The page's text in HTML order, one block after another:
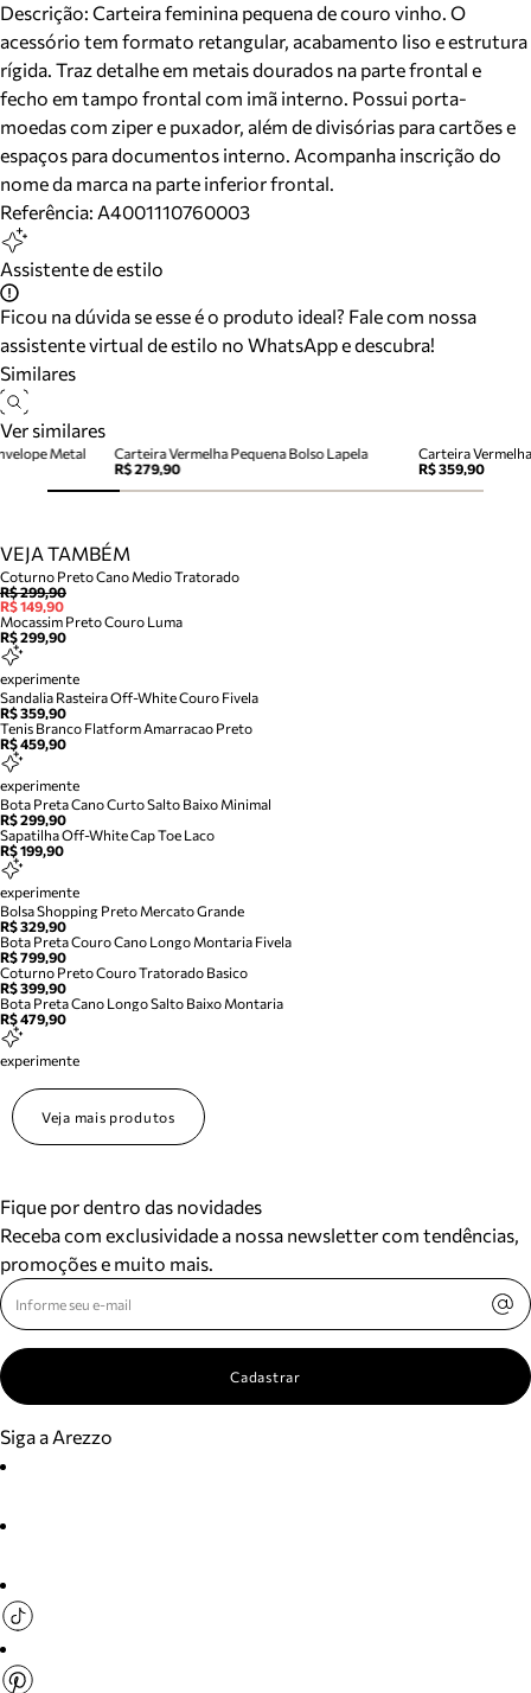
Descrição: Carteira feminina pequena de couro vinho. O
acessório tem formato retangular, acabamento liso e estrutura
rígida. Traz detalhe em metais dourados na parte frontal e
fecho em tampo frontal com imã interno. Possui porta-
moedas com ziper e puxador, além de divisórias para cartões e
espaços para documentos interno. Acompanha inscrição do
nome da marca na parte inferior frontal.
Referência: A4001110760003
Assistente de estilo
Ficou na dúvida se esse é o produto ideal? Fale com nossa
assistente virtual de estilo no WhatsApp e descubra!
Similares
Ver similares
Carteira Vermelha Pequena Bolso Lapela
R$ 279,90
Carteira
R$ 359,90
Metal
VEJA TAMBÉM
Coturno Preto Cano Medio Tratorado
R$ 299,90
R$ 149,90
Mocassim Preto Couro Luma
R$ 299,90
experimente
Sandalia Rasteira Off-White Couro Fivela
R$ 359,90
Tenis Branco Flatform Amarracao Preto
R$ 459,90
experimente
Bota Preta Cano Curto Salto Baixo Minimal
R$ 299,90
Sapatilha Off-White Cap Toe Laco
R$ 199,90
experimente
Bolsa Shopping Preto Mercato Grande
R$ 329,90
Bota Preta Couro Cano Longo Montaria Fivela
R$ 799,90
Coturno Preto Couro Tratorado Basico
R$ 399,90
Bota Preta Cano Longo Salto Baixo Montaria
R$ 479,90
experimente
Veja mais produtos
Fique por dentro das novidades
Receba com exclusividade a nossa newsletter com tendências,
promoções e muito mais.
Cadastrar
Siga a Arezzo